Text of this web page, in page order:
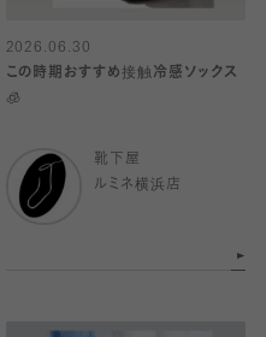
2026.06.30
この時期おすすめ接触冷感ソックス
🧊
靴下屋
ルミネ横浜店